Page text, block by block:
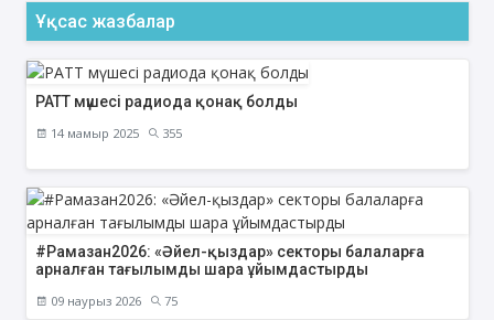
Ұқсас жазбалар
РАТТ мүшесі радиода қонақ болды
14 мамыр 2025 355
#Рамазан2026: «Әйел-қыздар» секторы балаларға
арналған тағылымды шара ұйымдастырды
09 наурыз 2026 75